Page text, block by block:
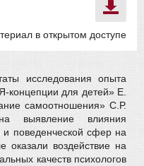
в открытом доступе
исследования опыта
концепции для детей» Е.
самоотношения» С.Р.
выявление влияния
и поведенческой сфер на
оказали воздействие на
качеств психологов